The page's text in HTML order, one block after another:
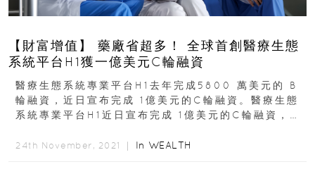
【財富增值】 藥廠省超多！ 全球首創醫療生態
系統平台H1獲一億美元C輪融資
醫療生態系統專業平台H1去年完成5800 萬美元的 B
輪融資，近日宣布完成 1億美元的C輪融資。醫療生態
系統專業平台H1近日宣布完成 1億美元的C輪融資，該
24th November, 2021 ｜ In WEALTH